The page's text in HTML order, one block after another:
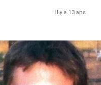
il y a 13 ans